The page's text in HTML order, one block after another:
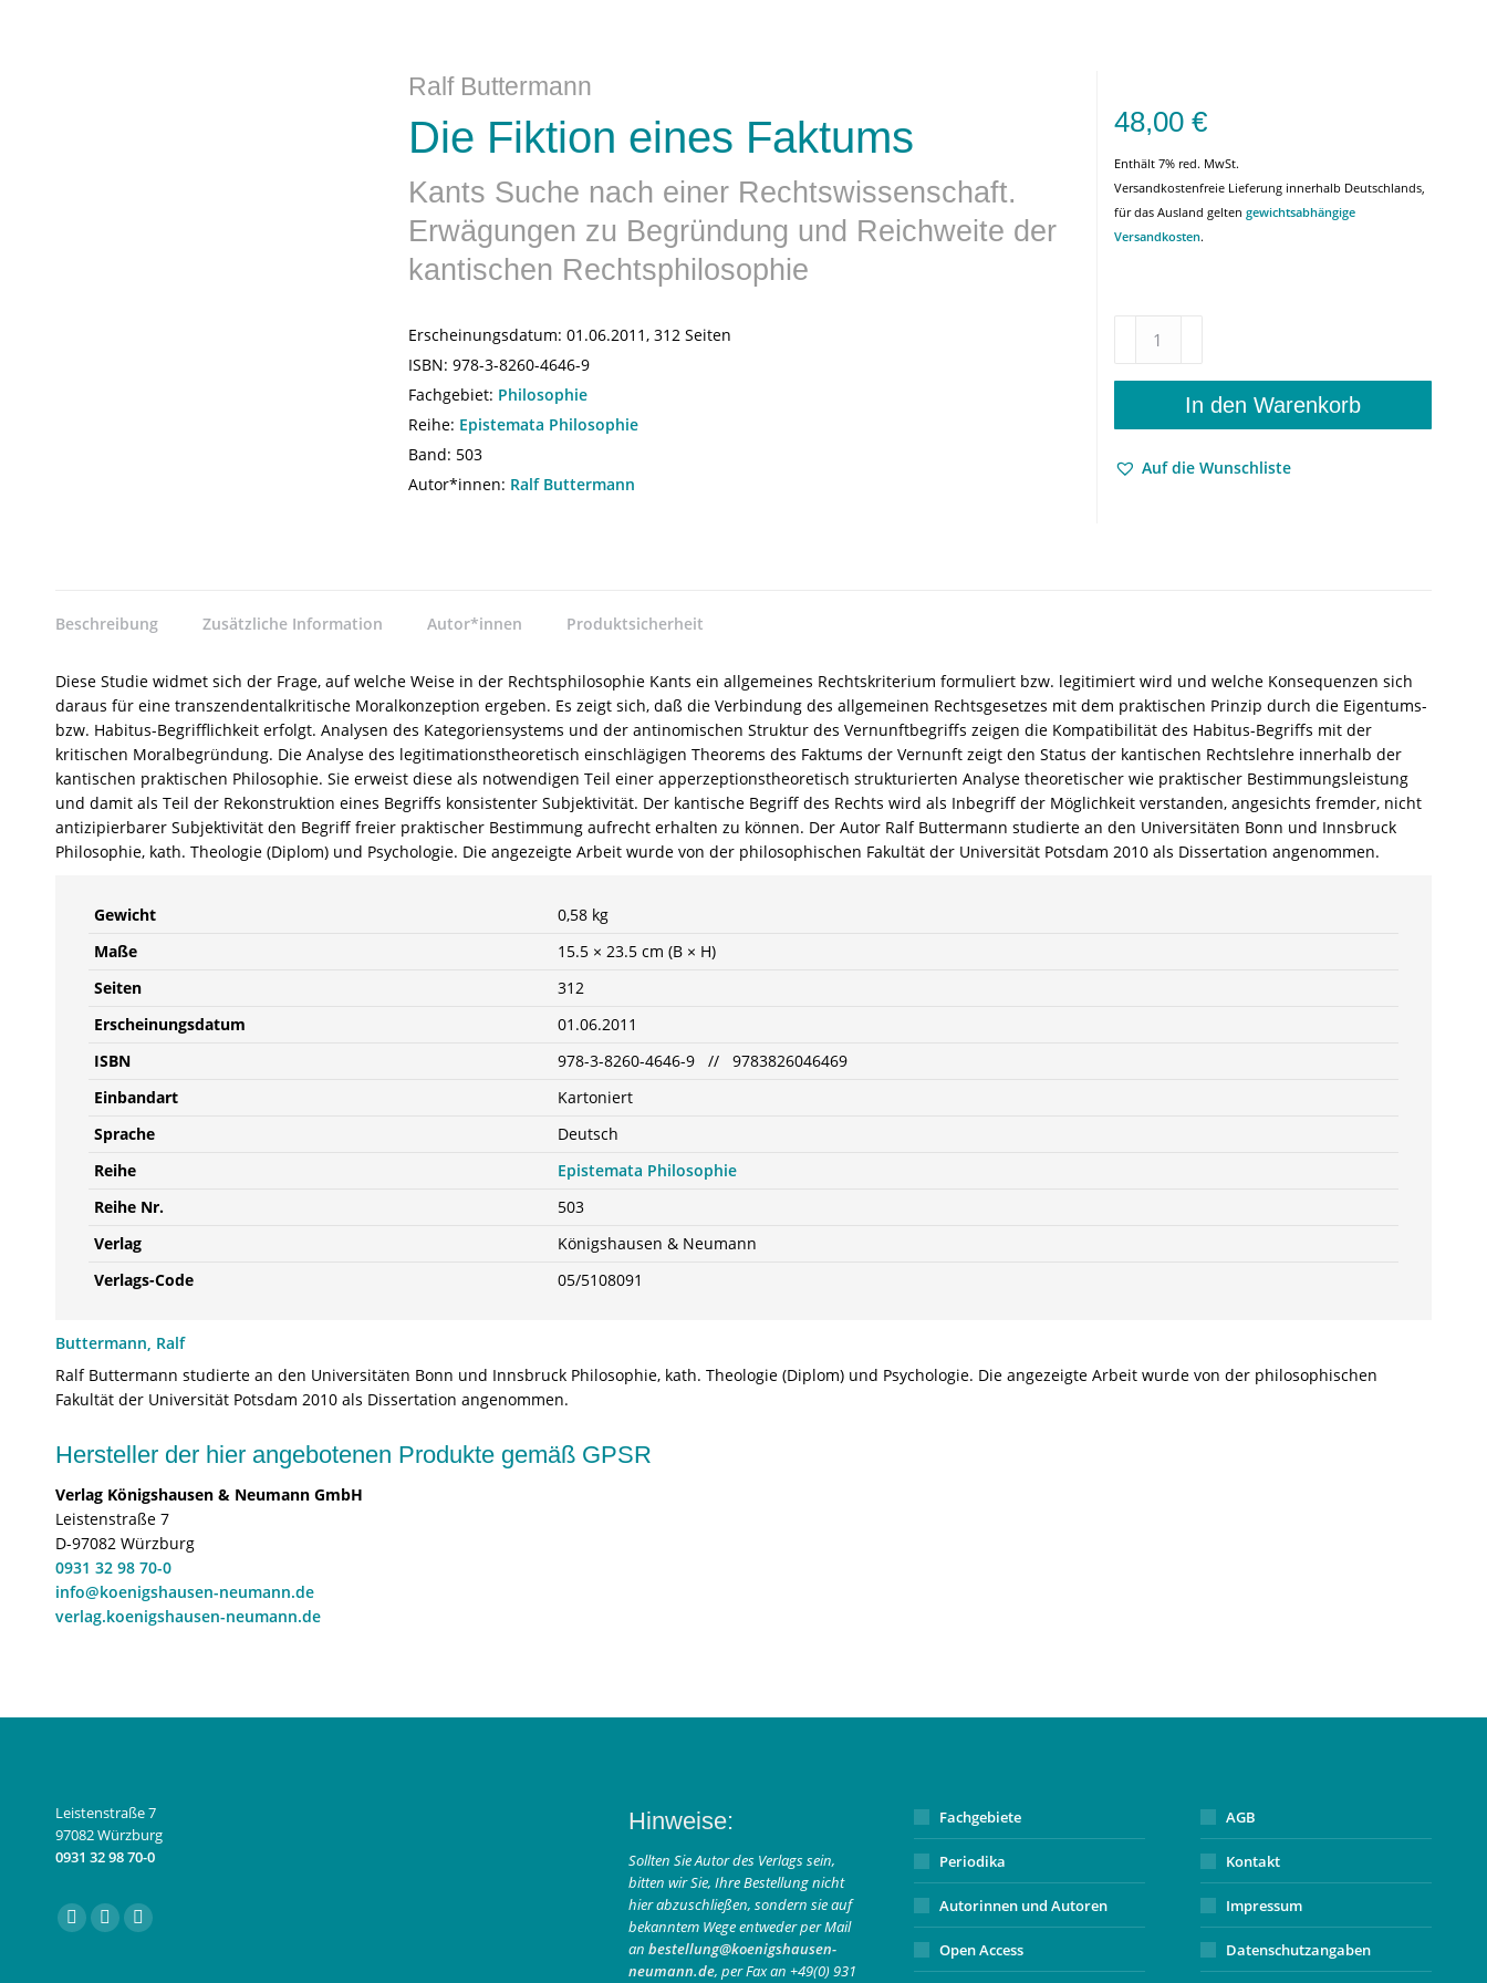
Ralf Buttermann
Die Fiktion eines Faktums
Kants Suche nach einer Rechtswissenschaft.
Erwägungen zu Begründung und Reichweite der
kantischen Rechtsphilosophie
Erscheinungsdatum: 01.06.2011, 312 Seiten
ISBN: 978-3-8260-4646-9
Fachgebiet: Philosophie
Reihe: Epistemata Philosophie
Band: 503
Autor*innen: Ralf Buttermann
48,00 €
Enthält 7% red. MwSt.
Versandkostenfreie Lieferung innerhalb Deutschlands,
für das Ausland gelten gewichtsabhängige
Versandkosten.
Fiktion
–
Suche
der
kantischen
Rechtsphilosophie
–
Ralf
Buttermann
–
ISBN
In den Warenkorb
Auf die Wunschliste
Beschreibung Zusätzliche Information Autor*innen Produktsicherheit
Diese Studie widmet sich der Frage, auf welche Weise in der Rechtsphilosophie Kants ein allgemeines Rechtskriterium formuliert bzw. legitimiert wird und welche Konsequenzen sich
daraus für eine transzendentalkritische Moralkonzeption ergeben. Es zeigt sich, daß die Verbindung des allgemeinen Rechtsgesetzes mit dem praktischen Prinzip durch die Eigentums-
bzw. Habitus-Begrifflichkeit erfolgt. Analysen des Kategoriensystems und der antinomischen Struktur des Vernunftbegriffs zeigen die Kompatibilität des Habitus-Begriffs mit der
kritischen Moralbegründung. Die Analyse des legitimationstheoretisch einschlägigen Theorems des Faktums der Vernunft zeigt den Status der kantischen Rechtslehre innerhalb der
kantischen praktischen Philosophie. Sie erweist diese als notwendigen Teil einer apperzeptionstheoretisch strukturierten Analyse theoretischer wie praktischer Bestimmungsleistung
und damit als Teil der Rekonstruktion eines Begriffs konsistenter Subjektivität. Der kantische Begriff des Rechts wird als Inbegriff der Möglichkeit verstanden, angesichts fremder, nicht
antizipierbarer Subjektivität den Begriff freier praktischer Bestimmung aufrecht erhalten zu können. Der Autor Ralf Buttermann studierte an den Universitäten Bonn und Innsbruck
Philosophie, kath. Theologie (Diplom) und Psychologie. Die angezeigte Arbeit wurde von der philosophischen Fakultät der Universität Potsdam 2010 als Dissertation angenommen.
Gewicht
0,58 kg
Maße
15.5 × 23.5 cm (B × H)
Seiten
312
Erscheinungsdatum
01.06.2011
ISBN
978-3-8260-4646-9 // 9783826046469
Einbandart
Kartoniert
Sprache
Deutsch
Reihe
Epistemata Philosophie
Reihe Nr.
503
Verlag
Königshausen & Neumann
Verlags-Code
05/5108091
Buttermann, Ralf
Ralf Buttermann studierte an den Universitäten Bonn und Innsbruck Philosophie, kath. Theologie (Diplom) und Psychologie. Die angezeigte Arbeit wurde von der philosophischen
Fakultät der Universität Potsdam 2010 als Dissertation angenommen.
Hersteller der hier angebotenen Produkte gemäß GPSR
Verlag Königshausen & Neumann GmbH
Leistenstraße 7
D-97082 Würzburg
0931 32 98 70-0
info@koenigshausen-neumann.de
verlag.koenigshausen-neumann.de
Leistenstraße 7
97082 Würzburg
0931 32 98 70-0
Finden Sie uns auf:
FacebookInstagram
E-
Hinweise:
Sollten Sie Autor des Verlags sein,
bitten wir Sie, Ihre Bestellung nicht
hier abzuschließen, sondern sie auf
bekanntem Wege entweder per Mail
an bestellung@koenigshausen-
neumann.de, per Fax an +49(0) 931
Fachgebiete
Periodika
Autorinnen und Autoren
Open Access
AGB
Kontakt
Impressum
Datenschutzangaben